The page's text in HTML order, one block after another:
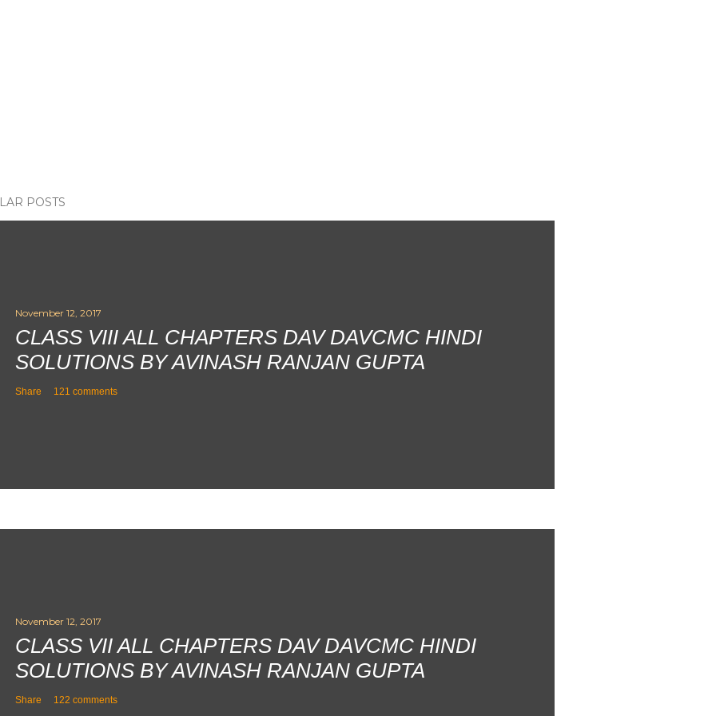
POSTS
November 12, 2017
CLASS VIII ALL CHAPTERS DAV DAVCMC HINDI
SOLUTIONS BY AVINASH RANJAN GUPTA
Share 121 comments
November 12, 2017
CLASS VII ALL CHAPTERS DAV DAVCMC HINDI
SOLUTIONS BY AVINASH RANJAN GUPTA
Share 122 comments